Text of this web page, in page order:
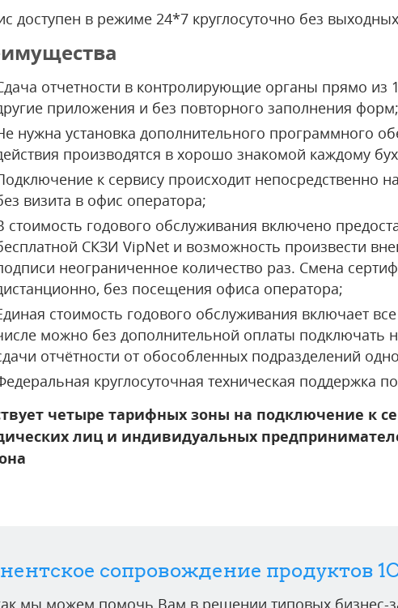
доступен в режиме 24*7 круглосуточно без
отчетности в контролирующие органы прямо из
приложения и без повторного заполнения форм;
нужна установка дополнительного программного
производятся в хорошо знакомой каждому
к сервису происходит непосредственно
визита в офис оператора;
стоимость годового обслуживания включено
СКЗИ VipNet и возможность произвести
неограниченное количество раз. Смена
без посещения офиса оператора;
стоимость годового обслуживания включает
можно без дополнительной оплаты подключать
отчётности от обособленных подразделений
круглосуточная техническая поддержка
четыре тарифных зоны на подключение к
лиц и индивидуальных
сопровождение продуктов
мы можем помочь Вам в решении типовых бизнес-